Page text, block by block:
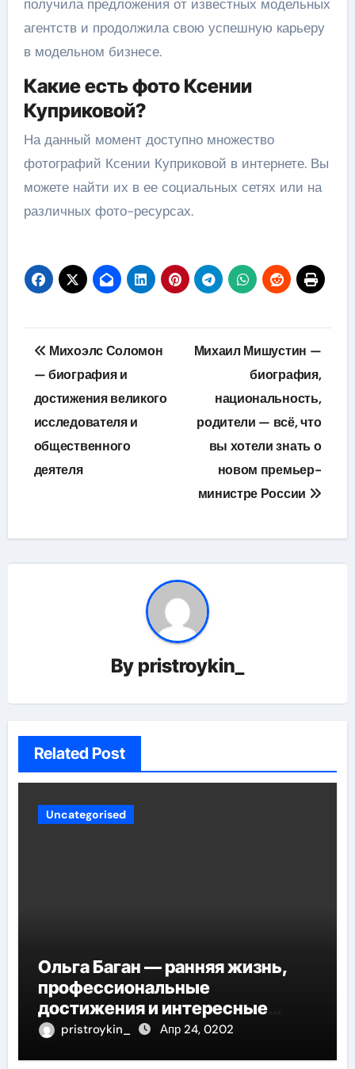
получила предложения от известных модельных
агентств и продолжила свою успешную карьеру
в модельном бизнесе.
Какие есть фото Ксении
Куприковой?
На данный момент доступно множество
фотографий Ксении Куприковой в интернете. Вы
можете найти их в ее социальных сетях или на
различных фото-ресурсах.
Навигация
по
записям
Михоэлс Соломон
— биография и
достижения великого
исследователя и
общественного
деятеля
Михаил Мишустин —
биография,
национальность,
родители — всё, что
вы хотели знать о
новом премьер-
министре России
By pristroykin_
Related Post
Uncategorised
Ольга Баган — ранняя жизнь,
профессиональные
достижения и интересные
факты
pristroykin_ Апр 24, 0202